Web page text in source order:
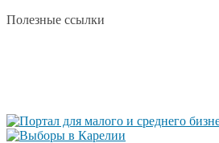
Полезные ссылки